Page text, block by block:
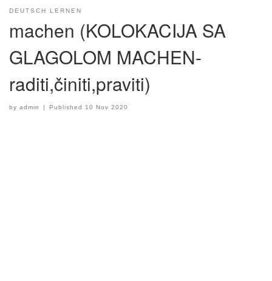
DEUTSCH LERNEN
machen (KOLOKACIJA SA
GLAGOLOM MACHEN-
raditi,činiti,praviti)
by admin Published10 Nov 2020